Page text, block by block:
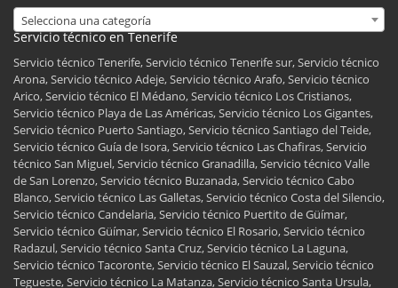
Selecciona una categoría
Servicio técnico en Tenerife
Servicio técnico Tenerife, Servicio técnico Tenerife sur, Servicio técnico
Arona, Servicio técnico Adeje, Servicio técnico Arafo, Servicio técnico
Arico, Servicio técnico El Médano, Servicio técnico Los Cristianos,
Servicio técnico Playa de Las Américas, Servicio técnico Los Gigantes,
Servicio técnico Puerto Santiago, Servicio técnico Santiago del Teide,
Servicio técnico Guía de Isora, Servicio técnico Las Chafiras, Servicio
técnico San Miguel, Servicio técnico Granadilla, Servicio técnico Valle
de San Lorenzo, Servicio técnico Buzanada, Servicio técnico Cabo
Blanco, Servicio técnico Las Galletas, Servicio técnico Costa del Silencio,
Servicio técnico Candelaria, Servicio técnico Puertito de Güímar,
Servicio técnico Güímar, Servicio técnico El Rosario, Servicio técnico
Radazul, Servicio técnico Santa Cruz, Servicio técnico La Laguna,
Servicio técnico Tacoronte, Servicio técnico El Sauzal, Servicio técnico
Tegueste, Servicio técnico La Matanza, Servicio técnico Santa Ursula,